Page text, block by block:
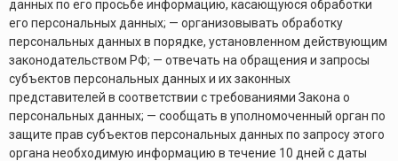
данных по его просьбе информацию, касающуюся обработки
его персональных данных; — организовывать обработку
персональных данных в порядке, установленном действующим
законодательством РФ; — отвечать на обращения и запросы
субъектов персональных данных и их законных
представителей в соответствии с требованиями Закона о
персональных данных; — сообщать в уполномоченный орган по
защите прав субъектов персональных данных по запросу этого
органа необходимую информацию в течение 10 дней с даты